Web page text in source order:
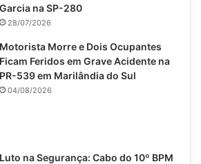
Garcia na SP-280
28/07/2026
Motorista Morre e Dois Ocupantes
Ficam Feridos em Grave Acidente na
PR-539 em Marilândia do Sul
04/08/2026
Luto na Segurança: Cabo do 10º BPM